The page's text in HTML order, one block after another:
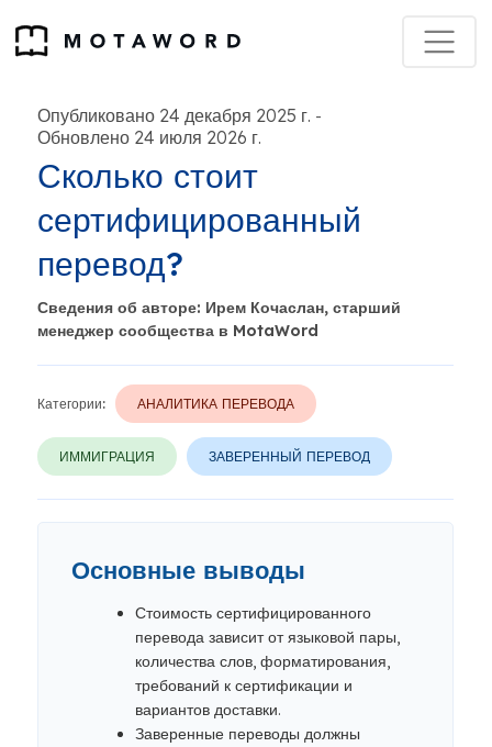
Опубликовано 24 декабря 2025 г. -
Обновлено 24 июля 2026 г.
Сколько стоит
сертифицированный
перевод?
Сведения об авторе: Ирем Кочаслан, старший
менеджер сообщества в MotaWord
Категории: АНАЛИТИКА ПЕРЕВОДА
ИММИГРАЦИЯ ЗАВЕРЕННЫЙ ПЕРЕВОД
Основные выводы
Стоимость сертифицированного
перевода зависит от языковой пары,
количества слов, форматирования,
требований к сертификации и
вариантов доставки.
Заверенные переводы должны